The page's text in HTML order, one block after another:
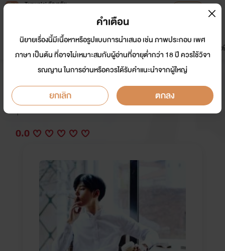
Tunwalai ธัญวลัย
หน้าแรก นิยาย อีบุ๊ก การ์ตูน
มาใหม่
ดรีมแชท ธัญลิสต์
(แฝด)พี่รหัส
นักเขียน: midnight
Y
0.0
คำเตือน
นิยายเรื่องนี้มีเนื้อหาหรือรูปแบบการนำเสนอ เช่น ภาพประกอบ เพศ
ภาษา เป็นต้น ที่อาจไม่เหมาะสมกับผู้อ่านที่อายุต่ำกว่า 18 ปี ควรใช้วิจา
รณญาน ในการอ่านหรือควรได้รับคำแนะนำจากผู้ใหญ่
ยกเลิก ตกลง